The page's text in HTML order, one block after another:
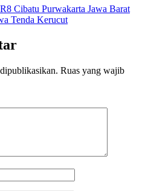
Cibatu Purwakarta Jawa Barat
Tenda Kerucut
Ruas yang wajib